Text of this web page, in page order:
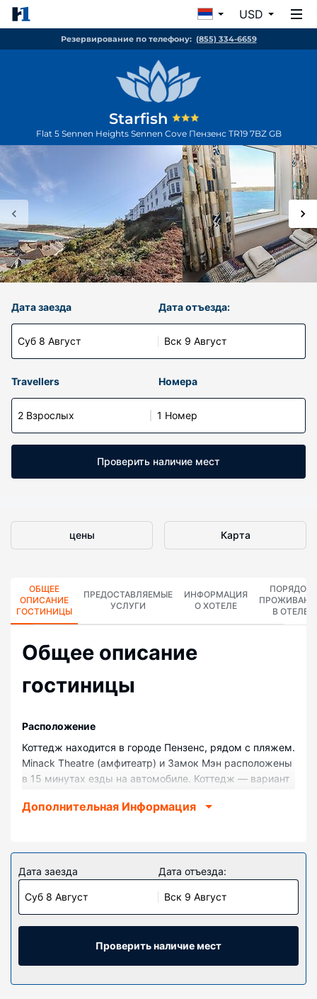
USD
Резервирование по телефону: (855) 334-6659
Starfish
Flat 5 Sennen Heights Sennen Cove Пензенс TR19 7BZ GB
Дата заезда
Суб 8 Август
Дата отъезда:
Вск 9 Август
Travellers Номера
2 Взрослых 1 Номер
Проверить наличие мест
цены Карта
ОБЩЕЕ
ОПИСАНИЕ
ГОСТИНИЦЫ
ПРЕДОСТАВЛЯЕМЫЕ
УСЛУГИ
ИНФОРМАЦИЯ
О ХОТЕЛЕ
ПОРЯДОК
В ОТЕЛЕ
Общее описание
гостиницы
Pасположение
Коттедж находится в городе Пензенс, рядом с пляжем.
Minack Theatre (амфитеатр) и Замок Мэн расположены
в 15 минутах езды на автомобиле. Коттедж — вариант
находится в 7,7 км, Сент-Майклс-Маунт — в 20,8 км от
Располагайтесь с комфортом в этом коттедже с
индивидуальным декорированием. У вас будет кухня с
холодильником и посудомоечной машиной. У вас в
номере будет бесплатный беспроводной доступ к
интернету.
Дополнительная Информация
Дата заезда
Суб 8 Август
Дата отъезда:
Вск 9 Август
Проверить наличие мест